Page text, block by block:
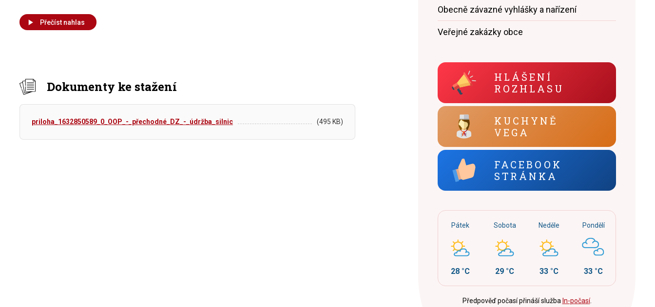
Přečíst nahlas
Dokumenty ke stažení
priloha_1632850589_0_OOP_-_přechodné_DZ_-_údržba_silnic (495 KB)
Obecně závazné vyhlášky a nařízení
Veřejné zakázky obce
HLÁŠENÍ
ROZHLASU
KUCHYNĚ
VEGA
FACEBOOK
STRÁNKA
Pátek
28 °C
Sobota
29 °C
Neděle
33 °C
Pondělí
33 °C
Předpověď počasí přináší služba In-počasí.